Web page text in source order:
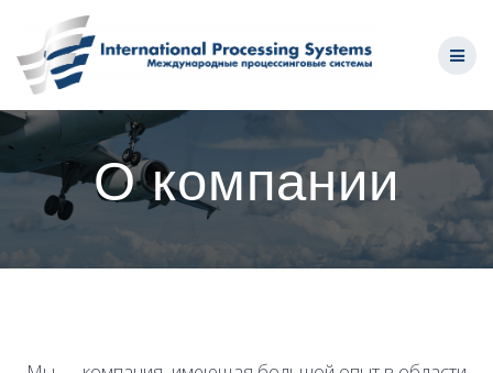
content
О компании